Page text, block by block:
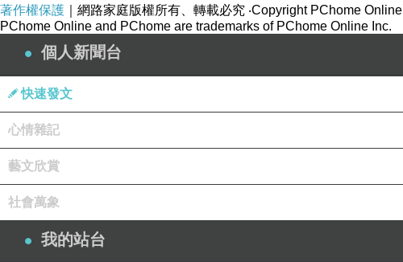
著作權保護 ｜網路家庭版權所有、轉載必究 ‧Copyright PChome Online
PChome Online and PChome are trademarks of PChome Online Inc.
個人新聞台
快速發文
心情雜記
藝文欣賞
社會萬象
我的站台